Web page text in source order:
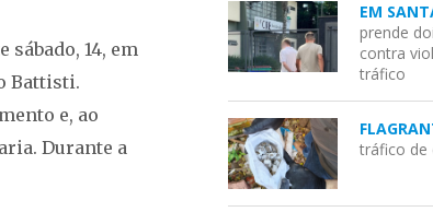
14, em
Battisti.
e, ao
Durante a
EM
prende
contra
tráfico
tráfico de